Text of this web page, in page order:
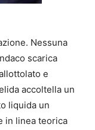
Nessuna
scarica
e
accoltella un
liquida un
in linea teorica